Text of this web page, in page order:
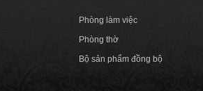
Phòng làm việc
Phòng thờ
Bộ sản phẩm đồng bộ